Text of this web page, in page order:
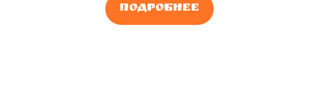
Подробнее